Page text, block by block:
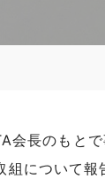
会長のもと
組について報